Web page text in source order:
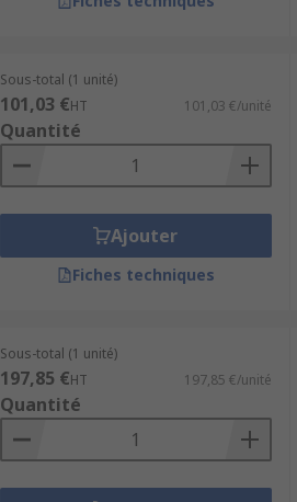
Sous-total (1 unité)
101,03 €HT 101,03 €/unité
Quantité
Ajouter
Fiches techniques
Sous-total (1 unité)
197,85 €HT 197,85 €/unité
Quantité